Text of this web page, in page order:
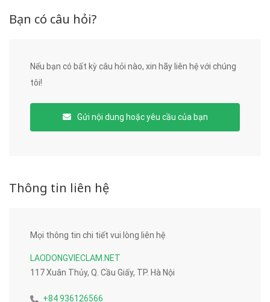
Bạn có câu hỏi?
Nếu bạn có bất kỳ câu hỏi nào, xin hãy liên hệ với chúng
tôi!
Gửi nội dung hoặc yêu cầu của bạn
Thông tin liên hệ
Mọi thông tin chi tiết vui lòng liên hệ
LAODONGVIECLAM.NET
117 Xuân Thủy, Q. Cầu Giấy, TP. Hà Nội
+84 936126566